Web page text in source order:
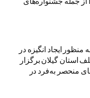
ایجاد انگیزه در
استان گیلان برگزار
منحصر به‌فرد در